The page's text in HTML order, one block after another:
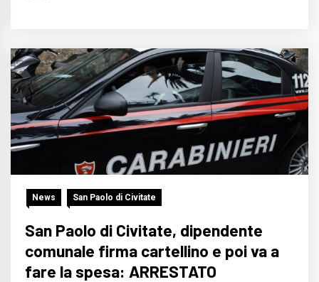
News San Paolo di Civitate
San Paolo di Civitate, dipendente
comunale firma cartellino e poi va a
fare la spesa: ARRESTATO